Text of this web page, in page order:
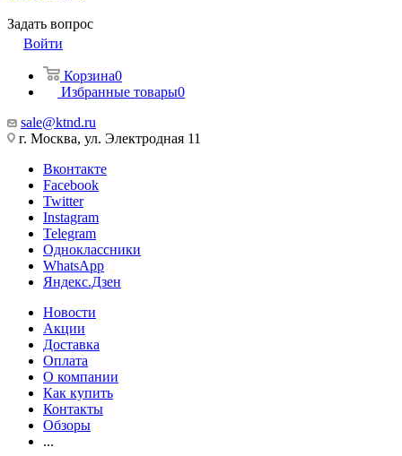
Задать вопрос
Войти
Корзина0
Избранные товары0
sale@ktnd.ru
г. Москва, ул. Электродная 11
Вконтакте
Facebook
Twitter
Instagram
Telegram
Одноклассники
WhatsApp
Яндекс.Дзен
Новости
Акции
Доставка
Оплата
О компании
Как купить
Контакты
Обзоры
...